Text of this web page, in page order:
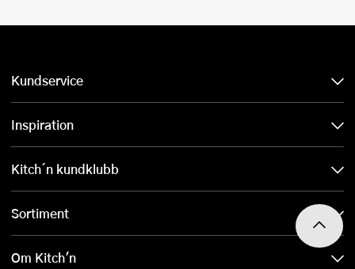
Kundservice
Inspiration
Kitch´n kundklubb
Sortiment
Om Kitch'n